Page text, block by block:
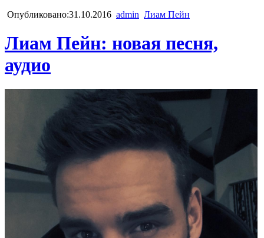
Опубликовано:31.10.2016 admin Лиам Пейн
Лиам Пейн: новая песня,
аудио